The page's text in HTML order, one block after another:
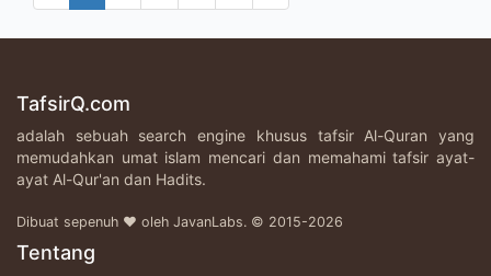
TafsirQ.com
adalah sebuah search engine khusus tafsir Al-Quran yang
memudahkan umat islam mencari dan memahami tafsir ayat-
ayat Al-Qur'an dan Hadits.
Dibuat sepenuh ♥ oleh JavanLabs. © 2015-2026
Tentang